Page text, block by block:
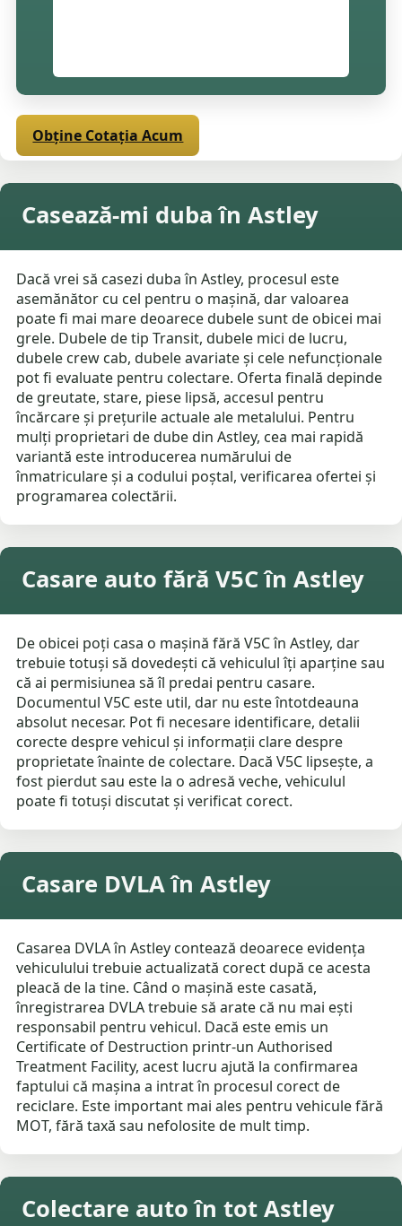
Obține Cotația Acum
Casează-mi duba în Astley
Dacă vrei să casezi duba în Astley, procesul este
asemănător cu cel pentru o mașină, dar valoarea
poate fi mai mare deoarece dubele sunt de obicei mai
grele. Dubele de tip Transit, dubele mici de lucru,
dubele crew cab, dubele avariate și cele nefuncționale
pot fi evaluate pentru colectare. Oferta finală depinde
de greutate, stare, piese lipsă, accesul pentru
încărcare și prețurile actuale ale metalului. Pentru
mulți proprietari de dube din Astley, cea mai rapidă
variantă este introducerea numărului de
înmatriculare și a codului poștal, verificarea ofertei și
programarea colectării.
Casare auto fără V5C în Astley
De obicei poți casa o mașină fără V5C în Astley, dar
trebuie totuși să dovedești că vehiculul îți aparține sau
că ai permisiunea să îl predai pentru casare.
Documentul V5C este util, dar nu este întotdeauna
absolut necesar. Pot fi necesare identificare, detalii
corecte despre vehicul și informații clare despre
proprietate înainte de colectare. Dacă V5C lipsește, a
fost pierdut sau este la o adresă veche, vehiculul
poate fi totuși discutat și verificat corect.
Casare DVLA în Astley
Casarea DVLA în Astley contează deoarece evidența
vehiculului trebuie actualizată corect după ce acesta
pleacă de la tine. Când o mașină este casată,
înregistrarea DVLA trebuie să arate că nu mai ești
responsabil pentru vehicul. Dacă este emis un
Certificate of Destruction printr-un Authorised
Treatment Facility, acest lucru ajută la confirmarea
faptului că mașina a intrat în procesul corect de
reciclare. Este important mai ales pentru vehicule fără
MOT, fără taxă sau nefolosite de mult timp.
Colectare auto în tot Astley